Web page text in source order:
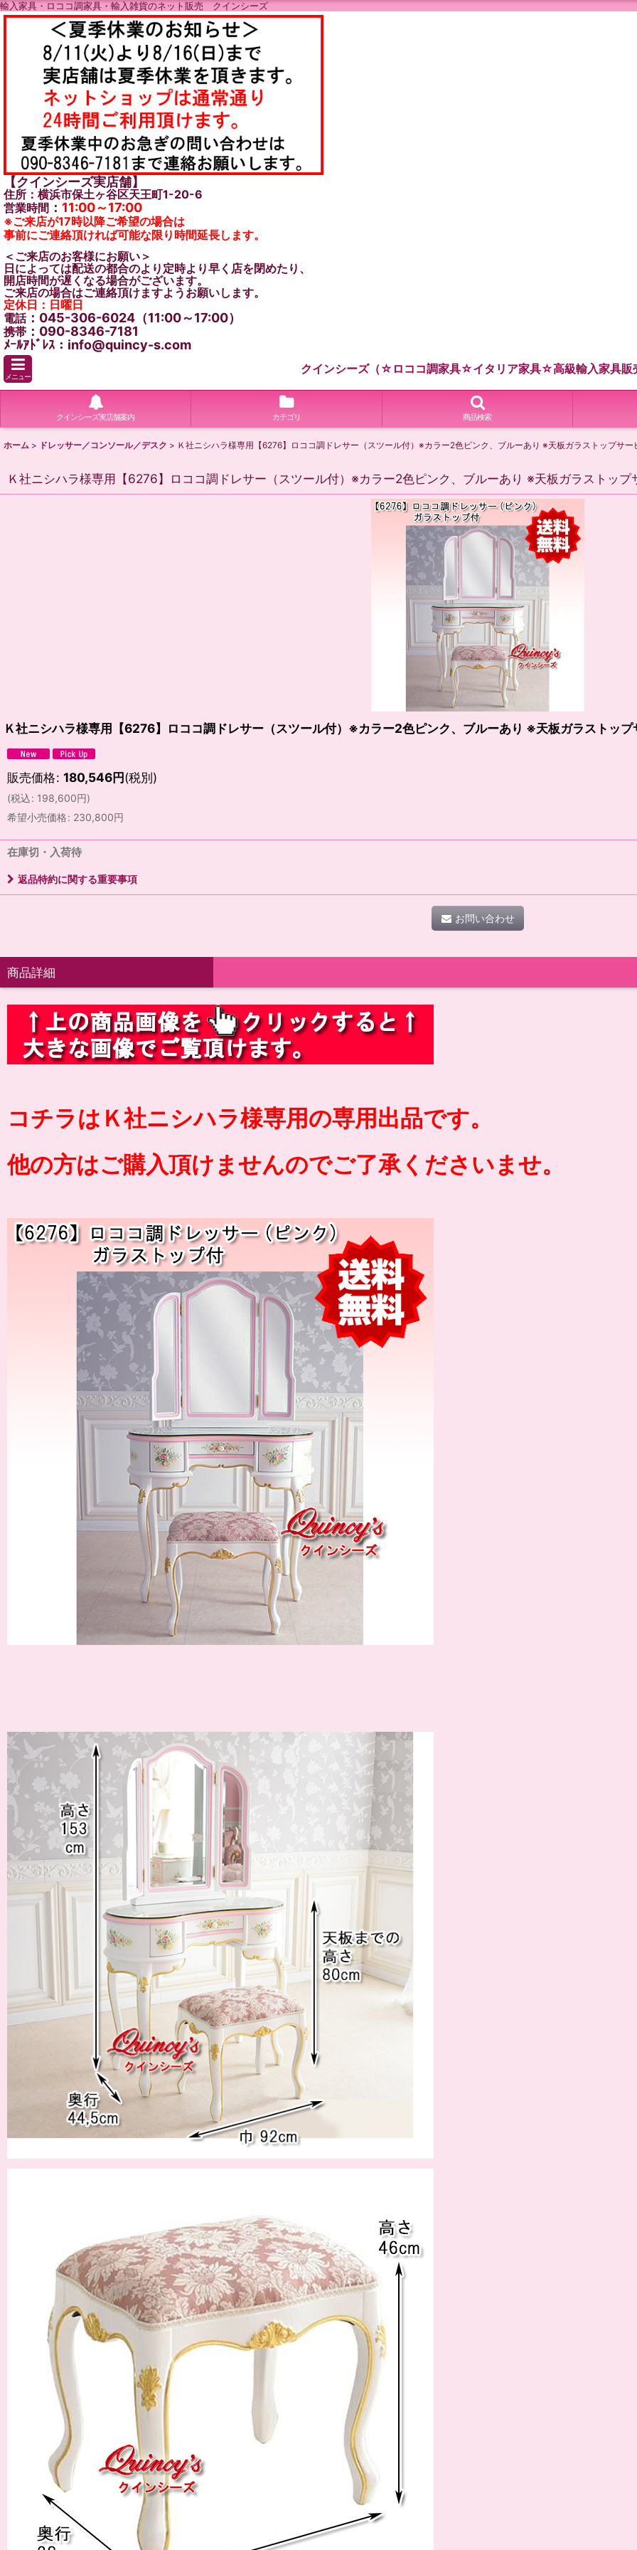
輸入家具・ロココ調家具・輸入雑貨のネット販売 クインシーズ
【クインシーズ実店舗】
住所：横浜市保土ヶ谷区天王町1-20-6
営業時間 ： 11:00～17:00
※ご来店が17時以降ご希望の場合は
事前にご連絡頂ければ可能な限り時間延長します。
＜ご来店のお客様にお願い＞
日によっては配送の都合のより定時より早く店を閉めたり、
開店時間が遅くなる場合がございます。
ご来店の場合はご連絡頂けますようお願いします。
定休日：日曜日
電話：045-306-6024（11:00～17:00）
携帯 ：090-8346-7181
ﾒｰﾙｱﾄﾞﾚｽ：info@quincy-s.com
メニュー
クインシーズ（☆ロココ調家具☆イタリア家具☆高級輸入家具販
クインシーズ実店舗案内 カテゴリ 商品検索
ホーム > ドレッサー／コンソール／デスク > Ｋ社ニシハラ様専用【6276】ロココ調ドレサー（スツール付）※カラー2色ピンク、ブルーあり ※天板ガラストップサー
Ｋ社ニシハラ様専用【6276】ロココ調ドレサー（スツール付）※カラー2色ピンク、ブルーあり ※天板ガラストップ
Ｋ社ニシハラ様専用【6276】ロココ調ドレサー（スツール付）※カラー2色ピンク、ブルーあり ※天板ガラストップ
販売価格: 180,546円(税別)
(税込: 198,600円)
希望小売価格: 230,800円
在庫切・入荷待
返品特約に関する重要事項
お問い合わせ
商品詳細
コチラはＫ社ニシハラ様専用の専用出品です。
他の方はご購入頂けませんのでご了承くださいませ。